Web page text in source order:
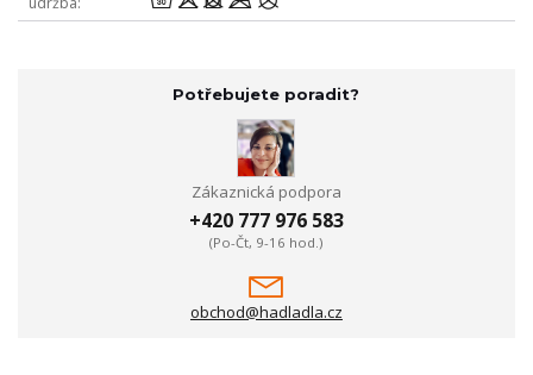
Potřebujete poradit?
Zákaznická podpora
+420 777 976 583
(Po-Čt, 9-16 hod.)
obchod@hadladla.cz